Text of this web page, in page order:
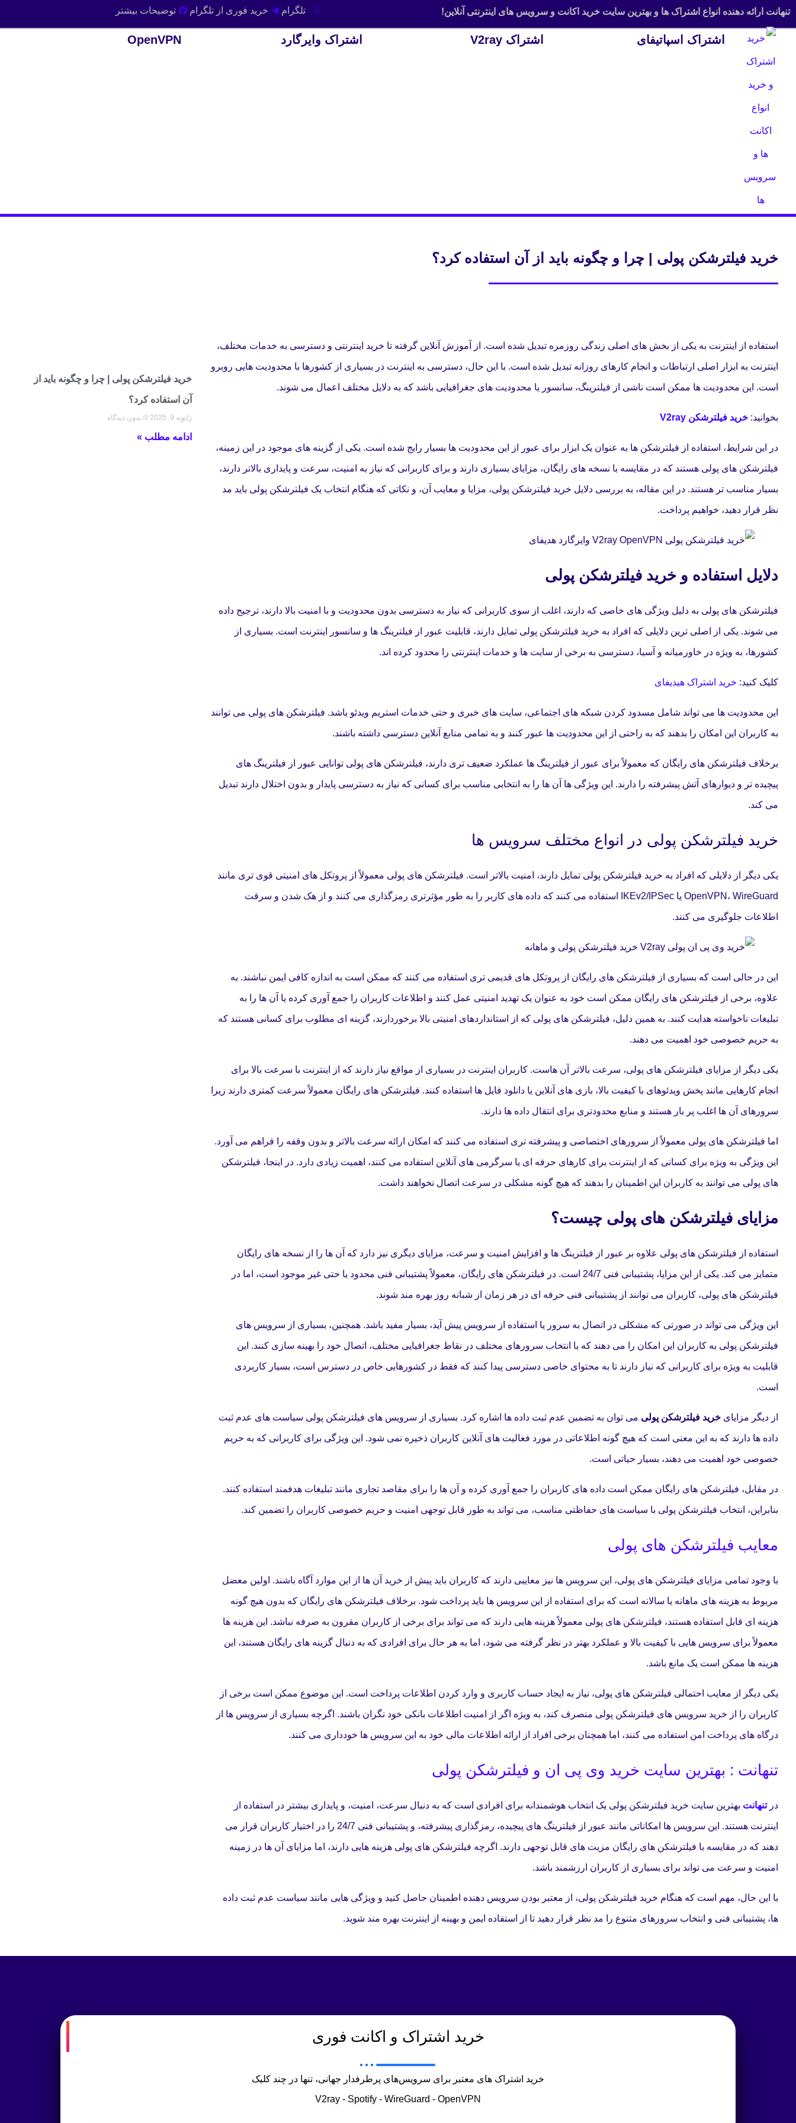
تنهانت ارائه دهنده انواع اشتراک ها و بهترین سایت خرید اکانت و سرویس های اینترنتی آنلاین! تلگرام خرید فوری از تلگرام توضیحات بیشتر
اشتراک اسپاتیفای اشتراک V2ray اشتراک وایرگارد OpenVPN
خرید فیلترشکن پولی | چرا و چگونه باید از آن استفاده کرد؟
استفاده از اینترنت به یکی از بخش های اصلی زندگی روزمره تبدیل شده است. از آموزش آنلاین گرفته تا خرید اینترنتی و دسترسی به خدمات مختلف،
اینترنت به ابزار اصلی ارتباطات و انجام کارهای روزانه تبدیل شده است. با این حال، دسترسی به اینترنت در بسیاری از کشورها با محدودیت هایی روبرو
است. این محدودیت ها ممکن است ناشی از فیلترینگ، سانسور یا محدودیت های جغرافیایی باشد که به دلایل مختلف اعمال می شوند.
بخوانید: خرید فیلترشکن V2ray
در این شرایط، استفاده از فیلترشکن ها به عنوان یک ابزار برای عبور از این محدودیت ها بسیار رایج شده است. یکی از گزینه های موجود در این زمینه،
فیلترشکن های پولی هستند که در مقایسه با نسخه های رایگان، مزایای بسیاری دارند و برای کاربرانی که نیاز به امنیت، سرعت و پایداری بالاتر دارند،
بسیار مناسب تر هستند. در این مقاله، به بررسی دلایل خرید فیلترشکن پولی، مزایا و معایب آن، و نکاتی که هنگام انتخاب یک فیلترشکن پولی باید مد
نظر قرار دهید، خواهیم پرداخت.
دلایل استفاده و خرید فیلترشکن پولی
فیلترشکن های پولی به دلیل ویژگی های خاصی که دارند، اغلب از سوی کاربرانی که نیاز به دسترسی بدون محدودیت و با امنیت بالا دارند، ترجیح داده
می شوند. یکی از اصلی ترین دلایلی که افراد به خرید فیلترشکن پولی تمایل دارند، قابلیت عبور از فیلترینگ ها و سانسور اینترنت است. بسیاری از
کشورها، به ویژه در خاورمیانه و آسیا، دسترسی به برخی از سایت ها و خدمات اینترنتی را محدود کرده اند.
کلیک کنید: خرید اشتراک هیدیفای
این محدودیت ها می تواند شامل مسدود کردن شبکه های اجتماعی، سایت های خبری و حتی خدمات استریم ویدئو باشد. فیلترشکن های پولی می توانند
به کاربران این امکان را بدهند که به راحتی از این محدودیت ها عبور کنند و به تمامی منابع آنلاین دسترسی داشته باشند.
برخلاف فیلترشکن های رایگان که معمولاً برای عبور از فیلترینگ ها عملکرد ضعیف تری دارند، فیلترشکن های پولی توانایی عبور از فیلترینگ های
پیچیده تر و دیوارهای آتش پیشرفته را دارند. این ویژگی ها آن ها را به انتخابی مناسب برای کسانی که نیاز به دسترسی پایدار و بدون اختلال دارند تبدیل
می کند.
خرید فیلترشکن پولی در انواع مختلف سرویس ها
یکی دیگر از دلایلی که افراد به خرید فیلترشکن پولی تمایل دارند، امنیت بالاتر است. فیلترشکن های پولی معمولاً از پروتکل های امنیتی قوی تری مانند
OpenVPN، WireGuard یا IKEv2/IPSec استفاده می کنند که داده های کاربر را به طور مؤثرتری رمزگذاری می کنند و از هک شدن و سرقت
اطلاعات جلوگیری می کنند.
این در حالی است که بسیاری از فیلترشکن های رایگان از پروتکل های قدیمی تری استفاده می کنند که ممکن است به اندازه کافی ایمن نباشند. به
علاوه، برخی از فیلترشکن های رایگان ممکن است خود به عنوان یک تهدید امنیتی عمل کنند و اطلاعات کاربران را جمع آوری کرده یا آن ها را به
تبلیغات ناخواسته هدایت کنند. به همین دلیل، فیلترشکن های پولی که از استانداردهای امنیتی بالا برخوردارند، گزینه ای مطلوب برای کسانی هستند که
به حریم خصوصی خود اهمیت می دهند.
یکی دیگر از مزایای فیلترشکن های پولی، سرعت بالاتر آن هاست. کاربران اینترنت در بسیاری از مواقع نیاز دارند که از اینترنت با سرعت بالا برای
انجام کارهایی مانند پخش ویدئوهای با کیفیت بالا، بازی های آنلاین یا دانلود فایل ها استفاده کنند. فیلترشکن های رایگان معمولاً سرعت کمتری دارند زیرا
سرورهای آن ها اغلب پر بار هستند و منابع محدودتری برای انتقال داده ها دارند.
اما فیلترشکن های پولی معمولاً از سرورهای اختصاصی و پیشرفته تری استفاده می کنند که امکان ارائه سرعت بالاتر و بدون وقفه را فراهم می آورد.
این ویژگی به ویژه برای کسانی که از اینترنت برای کارهای حرفه ای یا سرگرمی های آنلاین استفاده می کنند، اهمیت زیادی دارد. در اینجا، فیلترشکن
های پولی می توانند به کاربران این اطمینان را بدهند که هیچ گونه مشکلی در سرعت اتصال نخواهند داشت.
مزایای فیلترشکن های پولی چیست؟
استفاده از فیلترشکن های پولی علاوه بر عبور از فیلترینگ ها و افزایش امنیت و سرعت، مزایای دیگری نیز دارد که آن ها را از نسخه های رایگان
متمایز می کند. یکی از این مزایا، پشتیبانی فنی 24/7 است. در فیلترشکن های رایگان، معمولاً پشتیبانی فنی محدود یا حتی غیر موجود است، اما در
فیلترشکن های پولی، کاربران می توانند از پشتیبانی فنی حرفه ای در هر زمان از شبانه روز بهره مند شوند.
این ویژگی می تواند در صورتی که مشکلی در اتصال به سرور یا استفاده از سرویس پیش آید، بسیار مفید باشد. همچنین، بسیاری از سرویس های
فیلترشکن پولی به کاربران این امکان را می دهند که با انتخاب سرورهای مختلف در نقاط جغرافیایی مختلف، اتصال خود را بهینه سازی کنند. این
قابلیت به ویژه برای کاربرانی که نیاز دارند تا به محتوای خاصی دسترسی پیدا کنند که فقط در کشورهایی خاص در دسترس است، بسیار کاربردی
است.
از دیگر مزایای خرید فیلترشکن پولی می توان به تضمین عدم ثبت داده ها اشاره کرد. بسیاری از سرویس های فیلترشکن پولی سیاست های عدم ثبت
داده ها دارند که به این معنی است که هیچ گونه اطلاعاتی در مورد فعالیت های آنلاین کاربران ذخیره نمی شود. این ویژگی برای کاربرانی که به حریم
خصوصی خود اهمیت می دهند، بسیار حیاتی است.
در مقابل، فیلترشکن های رایگان ممکن است داده های کاربران را جمع آوری کرده و آن ها را برای مقاصد تجاری مانند تبلیغات هدفمند استفاده کنند.
بنابراین، انتخاب فیلترشکن پولی با سیاست های حفاظتی مناسب، می تواند به طور قابل توجهی امنیت و حریم خصوصی کاربران را تضمین کند.
معایب فیلترشکن های پولی
با وجود تمامی مزایای فیلترشکن های پولی، این سرویس ها نیز معایبی دارند که کاربران باید پیش از خرید آن ها از این موارد آگاه باشند. اولین معضل
مربوط به هزینه های ماهانه یا سالانه است که برای استفاده از این سرویس ها باید پرداخت شود. برخلاف فیلترشکن های رایگان که بدون هیچ گونه
هزینه ای قابل استفاده هستند، فیلترشکن های پولی معمولاً هزینه هایی دارند که می تواند برای برخی از کاربران مقرون به صرفه نباشد. این هزینه ها
معمولاً برای سرویس هایی با کیفیت بالا و عملکرد بهتر در نظر گرفته می شود، اما به هر حال برای افرادی که به دنبال گزینه های رایگان هستند، این
هزینه ها ممکن است یک مانع باشد.
یکی دیگر از معایب احتمالی فیلترشکن های پولی، نیاز به ایجاد حساب کاربری و وارد کردن اطلاعات پرداخت است. این موضوع ممکن است برخی از
کاربران را از خرید سرویس های فیلترشکن پولی منصرف کند، به ویژه اگر از امنیت اطلاعات بانکی خود نگران باشند. اگرچه بسیاری از سرویس ها از
درگاه های پرداخت امن استفاده می کنند، اما همچنان برخی افراد از ارائه اطلاعات مالی خود به این سرویس ها خودداری می کنند.
تنهانت : بهترین سایت خرید وی پی ان و فیلترشکن پولی
درتنهانت بهترین سایت خرید فیلترشکن پولی یک انتخاب هوشمندانه برای افرادی است که به دنبال سرعت، امنیت، و پایداری بیشتر در استفاده از
اینترنت هستند. این سرویس ها امکاناتی مانند عبور از فیلترینگ های پیچیده، رمزگذاری پیشرفته، و پشتیبانی فنی 24/7 را در اختیار کاربران قرار می
دهند که در مقایسه با فیلترشکن های رایگان مزیت های قابل توجهی دارند. اگرچه فیلترشکن های پولی هزینه هایی دارند، اما مزایای آن ها در زمینه
امنیت و سرعت می تواند برای بسیاری از کاربران ارزشمند باشد.
با این حال، مهم است که هنگام خرید فیلترشکن پولی، از معتبر بودن سرویس دهنده اطمینان حاصل کنید و ویژگی هایی مانند سیاست عدم ثبت داده
ها، پشتیبانی فنی و انتخاب سرورهای متنوع را مد نظر قرار دهید تا از استفاده ایمن و بهینه از اینترنت بهره مند شوید.
خرید فیلترشکن پولی | چرا و چگونه باید از
آن استفاده کرد؟
ژانویه 9, 2025 بدون دیدگاه
ادامه مطلب »
خرید اشتراک و اکانت فوری
خرید اشتراک های معتبر برای سرویس‌های پرطرفدار جهانی، تنها در چند کلیک
V2ray - Spotify - WireGuard - OpenVPN